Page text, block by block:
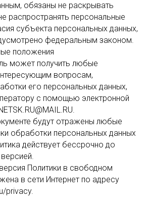
обязаны не раскрывать
распространять персональные
субъекта персональных данных,
федеральным законом.
положения
может получить любые
вопросам,
его персональных данных,
с помощью электронной
будут отражены любые
обработки персональных данных
действует бессрочно до
Политики в свободном
в сети Интернет по адресу
privacy.